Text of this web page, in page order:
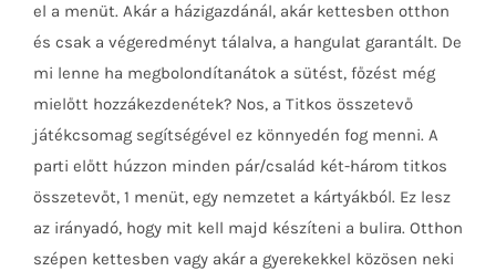
el a menüt. Akár a házigazdánál, akár kettesben otthon
és csak a végeredményt tálalva, a hangulat garantált. De
mi lenne ha megbolondítanátok a sütést, főzést még
mielőtt hozzákezdenétek? Nos, a Titkos összetevő
játékcsomag segítségével ez könnyedén fog menni. A
parti előtt húzzon minden pár/család két-három titkos
összetevőt, 1 menüt, egy nemzetet a kártyákból. Ez lesz
az irányadó, hogy mit kell majd készíteni a bulira. Otthon
szépen kettesben vagy akár a gyerekekkel közösen neki